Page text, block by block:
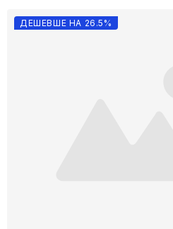
ДЕШЕВШЕ НА 26.5%